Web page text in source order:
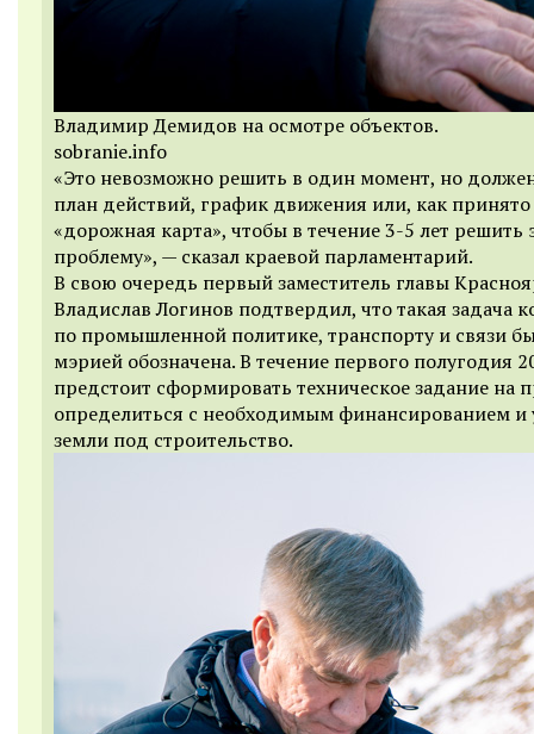
Владимир Демидов на осмотре объектов.
sobranie.info
«Это невозможно решить в один момент, но
план действий, график движения или, как принято
«дорожная карта», чтобы в течение 3-5 лет решить
проблему», — сказал краевой парламентарий.
В свою очередь первый заместитель главы
Владислав Логинов подтвердил, что такая задача
по промышленной политике, транспорту и связи
мэрией обозначена. В течение первого полугодия
предстоит сформировать техническое задание на
определиться с необходимым финансированием и
земли под строительство.